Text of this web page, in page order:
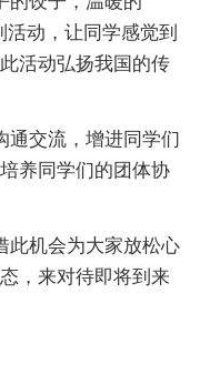
动，让同学感觉到
活动弘扬我国的传
通交流，增进同学们
养同学们的团体协
此机会为大家放松心
，来对待即将到来